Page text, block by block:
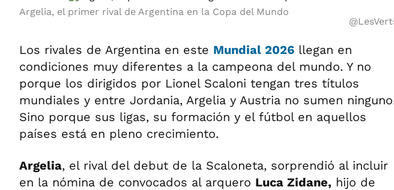
Argelia, el primer rival de Argentina en la Copa del Mundo
Los rivales de Argentina en este Mundial 2026 llegan en
condiciones muy diferentes a la campeona del mundo. Y no
porque los dirigidos por Lionel Scaloni tengan tres títulos
mundiales y entre Jordania, Argelia y Austria no sumen
Sino porque sus ligas, su formación y el fútbol en aquellos
países está en pleno crecimiento.
Argelia, el rival del debut de la Scaloneta, sorprendió al incluir
en la nómina de convocados al arquero Luca Zidane, hijo de